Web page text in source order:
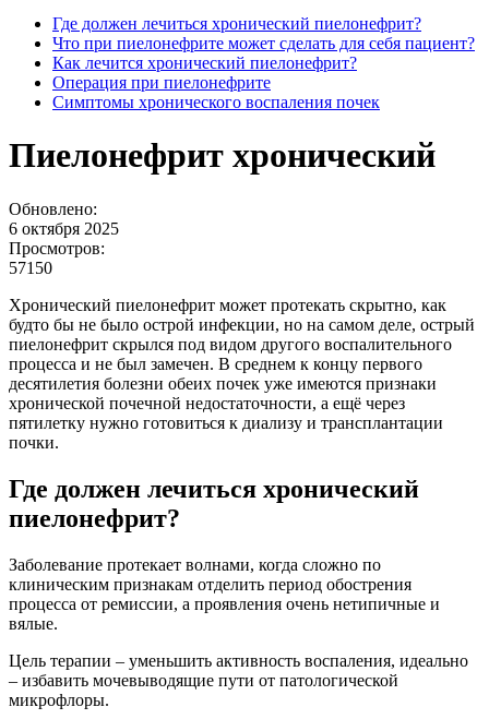
Где должен лечиться хронический пиелонефрит?
Что при пиелонефрите может сделать для себя пациент?
Как лечится хронический пиелонефрит?
Операция при пиелонефрите
Симптомы хронического воспаления почек
Пиелонефрит хронический
Обновлено:
6 октября 2025
Просмотров:
57150
Хронический пиелонефрит может протекать скрытно, как
будто бы не было острой инфекции, но на самом деле, острый
пиелонефрит скрылся под видом другого воспалительного
процесса и не был замечен. В среднем к концу первого
десятилетия болезни обеих почек уже имеются признаки
хронической почечной недостаточности, а ещё через
пятилетку нужно готовиться к диализу и трансплантации
почки.
Где должен лечиться хронический
пиелонефрит?
Заболевание протекает волнами, когда сложно по
клиническим признакам отделить период обострения
процесса от ремиссии, а проявления очень нетипичные и
вялые.
Цель терапии – уменьшить активность воспаления, идеально
– избавить мочевыводящие пути от патологической
микрофлоры.